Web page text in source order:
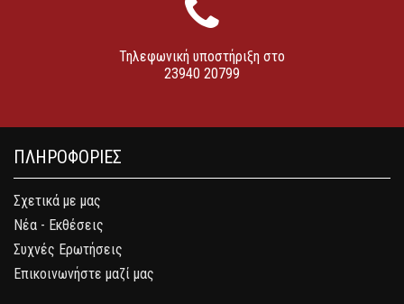
Τηλεφωνική υποστήριξη στο
23940 20799
ΠΛΗΡΟΦΟΡΙΕΣ
Σχετικά με μας
Νέα - Εκθέσεις
Συχνές Ερωτήσεις
Επικοινωνήστε μαζί μας